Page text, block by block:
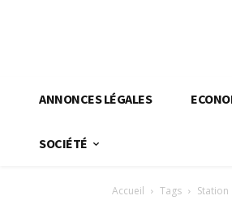
ANNONCES LÉGALES
SOCIÉTÉ
Accueil Tags Station